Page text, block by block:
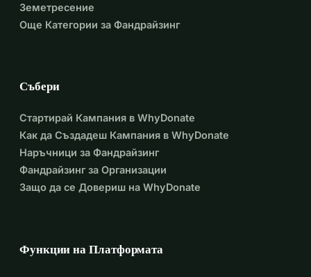
Земетресение
Още Категории за Фандрайзинг
Събери
Стартирай Кампания в WhyDonate
Как да Създадеш Кампания в WhyDonate
Наръчници за Фандрайзинг
Фандрайзинг за Организации
Защо да се Довериш на WhyDonate
Функции на Платформата